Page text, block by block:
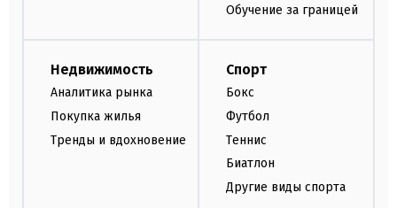
Обучение за границей
Недвижимость
Аналитика рынка
Покупка жилья
Тренды и вдохновение
Спорт
Бокс
Футбол
Теннис
Биатлон
Другие виды спорта